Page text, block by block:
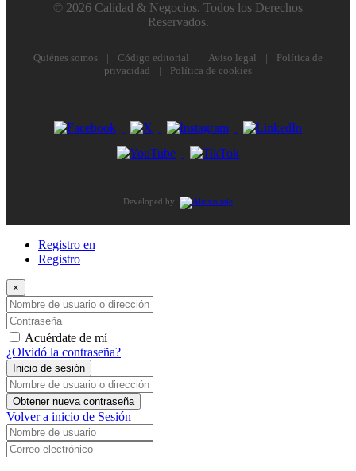
© 2026 Calidad & Negocios. Todos los Derechos
Reservados.
Quiénes somos | Código editorial | Aviso legal |
Política de
privacidad
| Política de cookies
Developed by:
Registro en
Registro
×
Nombre de usuario o dirección de correo electrónico
Contraseña
Acuérdate de mí
¿Olvidó la contraseña?
Inicio de sesión
Nombre de usuario o dirección de correo electrónico
Obtener nueva contraseña
Volver a inicio de Sesión
Nombre de usuario
Correo electrónico